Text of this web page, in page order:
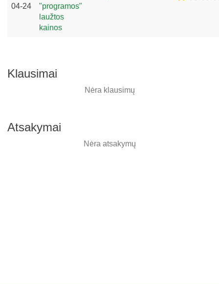
04-24
"programos"
laužtos
kainos
Klausimai
Nėra klausimų
Atsakymai
Nėra atsakymų